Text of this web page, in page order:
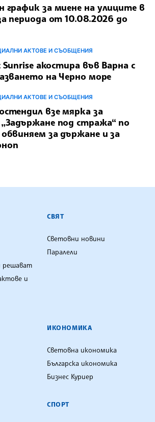
график за миене на улиците в
периода от 10.08.2026 до
АКТОВЕ И СЪОБЩЕНИЯ
акостира във Варна с
на Черно море
АКТОВЕ И СЪОБЩЕНИЯ
взе мярка за
под стража“ по
за държане и за
АГЕНЦИЯ
решават
и
СВЯТ
Световни новини
Паралели
ИКОНОМИКА
Световна икономика
Българска икономика
Бизнес Куриер
СПОРТ